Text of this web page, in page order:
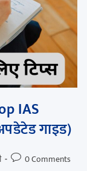
IAS
गाइड)
0 Comments